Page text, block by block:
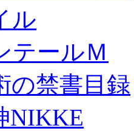
ル
テールＭ
の禁書目録
NIKKE